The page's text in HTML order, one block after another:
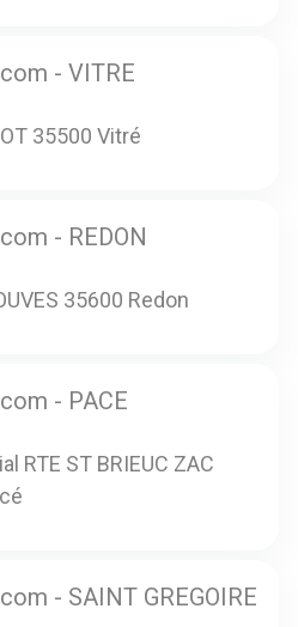
- VITRE
35500 Vitré
- REDON
35600 Redon
- PACE
RTE ST BRIEUC ZAC
- SAINT GREGOIRE